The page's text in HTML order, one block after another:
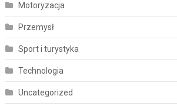
Motoryzacja
Przemysł
Sport i turystyka
Technologia
Uncategorized